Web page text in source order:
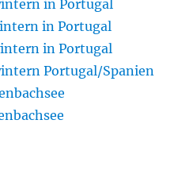
in Portugal
in Portugal
in Portugal
Portugal/Spanien